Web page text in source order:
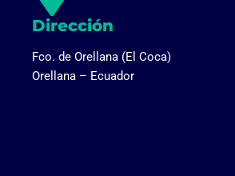
Dirección
Fco. de Orellana (El Coca)
Orellana – Ecuador